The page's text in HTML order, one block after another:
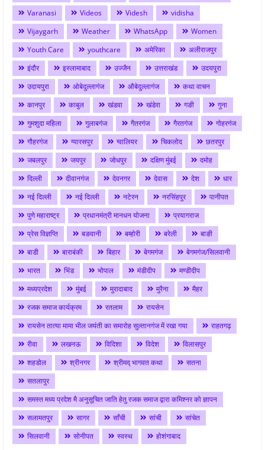
Varanasi
Videos Videsh
vidisha
Vijaygarh
Weather WhatsApp
Women
Youth Care
youthcare अमेरिका
अलीराजपुर
इंदौर
इस्लामाबाद उज्जैन उत्तराखंड
उदयपुरा
उदायपुरा
ओबेदुल्लागंज औबेदुल्लागंज
कथा वाचन
कानपुर
काबुल खंडवा खंडेरा गङी
गुना
गुमशुदा महिला
गुलाबगंज गैतरगंज गैरतगंज
गोहरगंज
गौहरगंज
ग्यारसपुर ग्वालियर चिकलोद
छतरपुर
जबलपुर
जयपुर जोधपुर दक्षिण मुंबई
दमोह
दिल्ली
दीवानगंज देवनगर देवास देश
धार
नई दिल्ली
नई दिल्ली नटेरन नरसिंहपुर
पानीपत
पुणे महाराष्ट्र
प्रधानमंत्री मानधन योजना
प्रयागराज
प्रेस विज्ञप्ति
बङवानी बम्होरी बरेली
बाङी
बाडी
बाराबंकी बिहार बेगमगंज
बेगमगंज/सिलवानी
भारत
भिंड भोपाल मंडीदीप
मण्डीदीप
मध्यप्रदेश
मुंबई मुरादाबाद मुरैना
मैहर
रजक समाज कार्यक्रम
रतलाम
रायसेन
रायसेन तात्या मामा भील जयंती का समारोह सुल्तानगंज में रखा गया
राहतगढ़
रीवा
लखनऊ विदिशा विदेश
विलासपुर
शहडोल
श्रीनगर श्रीमद् भागवत कथा
सतना
सतलापुर
समस्त मध्य प्रदेश मै अनुसूचित जाति हेतु रजक समाज द्वारा कमिश्नर को ज्ञापन
सलामतपुर
सागर साँची सांची
सांचेत
सिलवानी
सोनीपत स्वस्थ होशंगाबाद